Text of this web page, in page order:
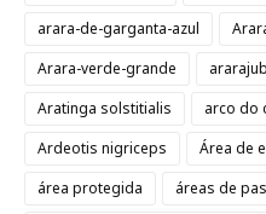
arara-de-garganta-azul
Arara-verde-grande
Aratinga solstitialis
arco do
Ardeotis nigriceps
Área de
área protegida
áreas de